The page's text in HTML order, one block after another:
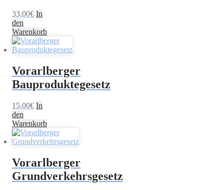
33,00€ In
den
Warenkorb
Vorarlberger
Bauproduktegesetz
15,00€ In
den
Warenkorb
Vorarlberger
Grundverkehrsgesetz